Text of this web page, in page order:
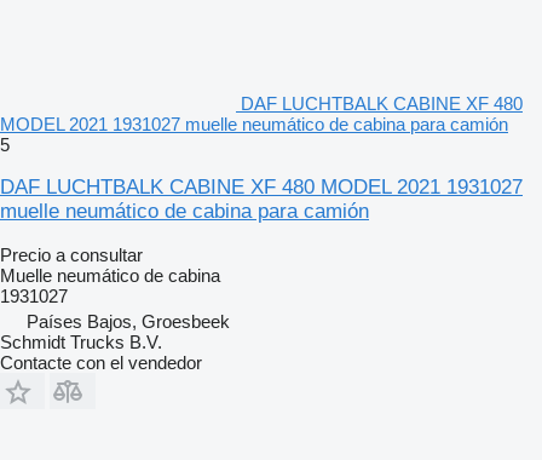
DAF LUCHTBALK CABINE XF 480
MODEL 2021 1931027 muelle neumático de cabina para camión
5
DAF LUCHTBALK CABINE XF 480 MODEL 2021 1931027
muelle neumático de cabina para camión
Precio a consultar
Muelle neumático de cabina
1931027
Países Bajos, Groesbeek
Schmidt Trucks B.V.
Contacte con el vendedor